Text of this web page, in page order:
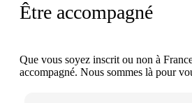
Être accompagné
Que vous soyez inscrit ou non à
accompagné. Nous sommes là pour